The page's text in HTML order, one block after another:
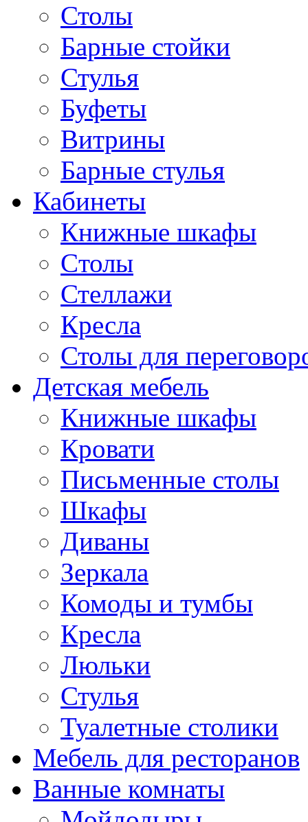
Столы
Барные стойки
Стулья
Буфеты
Витрины
Барные стулья
Кабинеты
Книжные шкафы
Cтолы
Стеллажи
Кресла
Столы для
Детская мебель
Книжные шкафы
Кровати
Письменные столы
Шкафы
Диваны
Зеркала
Комоды и тумбы
Кресла
Люльки
Стулья
Туалетные столики
Мебель для ресторанов
Ванные комнаты